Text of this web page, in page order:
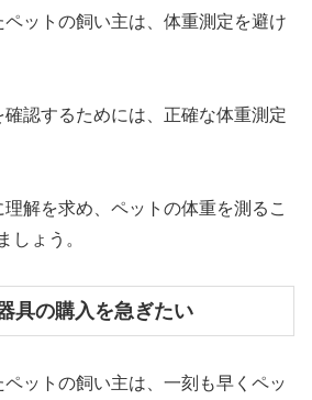
ペットの飼い主は、体重測定を避け
認するためには、正確な体重測定
理解を求め、ペットの体重を測るこ
しょう。
具の購入を急ぎたい
ットの飼い主は、一刻も早くペッ